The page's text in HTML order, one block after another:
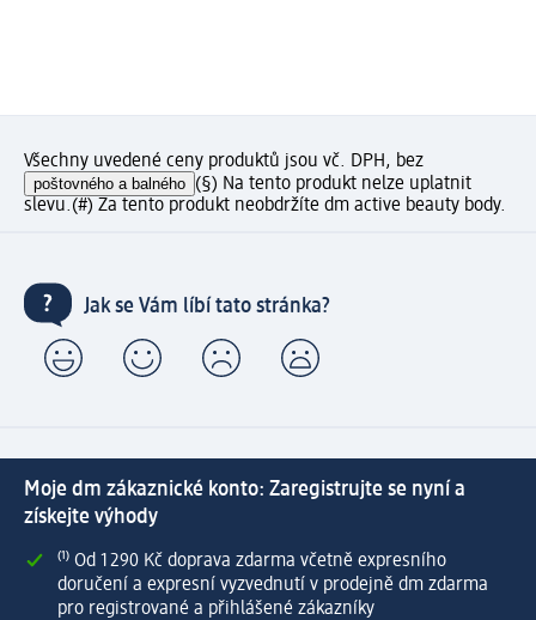
Všechny uvedené ceny produktů jsou vč. DPH, bez
poštovného a balného (§) Na tento produkt nelze uplatnit
slevu.(#) Za tento produkt neobdržíte dm active beauty body.
Jak se Vám líbí tato stránka?
Moje dm zákaznické konto: Zaregistrujte se nyní a
získejte výhody
⁽¹⁾ Od 1 290 Kč doprava zdarma včetně expresního
doručení a expresní vyzvednutí v prodejně dm zdarma
pro registrované a přihlášené zákazníky